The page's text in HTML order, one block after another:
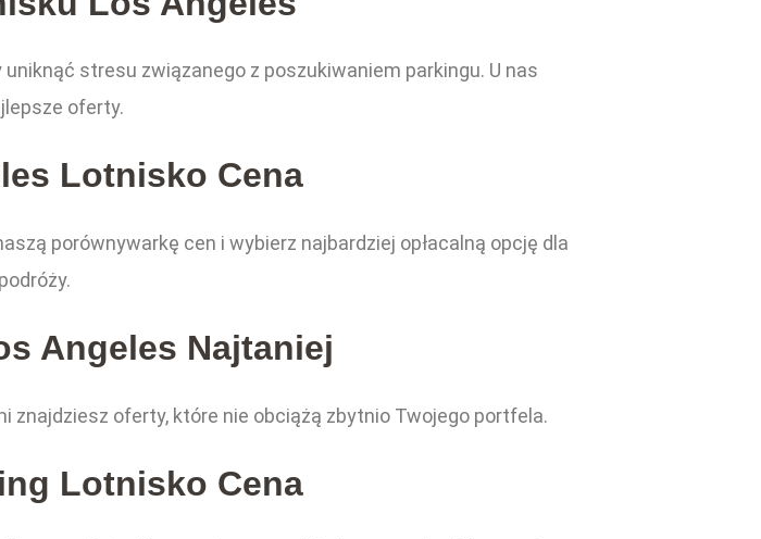
stresu związanego z poszukiwaniem parkingu. U nas
oferty.
Lotnisko Cena
porównywarkę cen i wybierz najbardziej opłacalną opcję dla
Angeles Najtaniej
znajdziesz oferty, które nie obciążą zbytnio Twojego portfela.
Lotnisko Cena